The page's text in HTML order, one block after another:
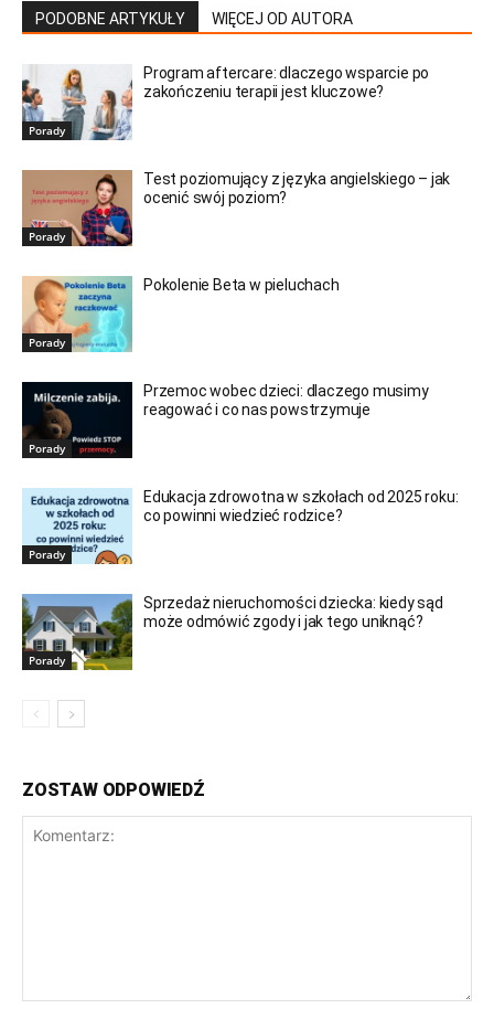
PODOBNE ARTYKUŁY WIĘCEJ OD AUTORA
Porady
Program aftercare: dlaczego wsparcie po
zakończeniu terapii jest kluczowe?
Porady
Test poziomujący z języka angielskiego – jak
ocenić swój poziom?
Porady
Pokolenie Beta w pieluchach
Porady
Przemoc wobec dzieci: dlaczego musimy
reagować i co nas powstrzymuje
Porady
Edukacja zdrowotna w szkołach od 2025 roku:
co powinni wiedzieć rodzice?
Porady
Sprzedaż nieruchomości dziecka: kiedy sąd
może odmówić zgody i jak tego uniknąć?
ZOSTAW ODPOWIEDŹ